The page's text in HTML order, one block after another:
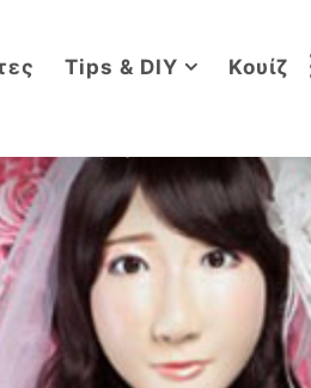
Tips & DIY Κουίζ